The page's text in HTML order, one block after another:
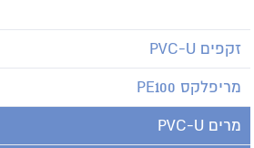
זקפים PVC-U
מריפלקס PE100
מרים PVC-U